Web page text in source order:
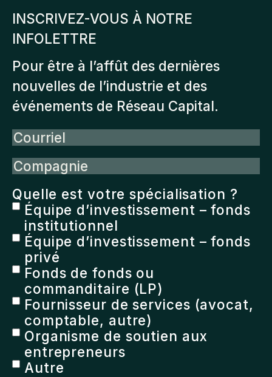
INSCRIVEZ-VOUS À NOTRE
INFOLETTRE
Pour être à l’affût des dernières
nouvelles de l’industrie et des
événements de Réseau Capital.
Courriel
Compagnie
Quelle est votre spécialisation ?
Équipe d’investissement – fonds
institutionnel
Équipe d’investissement – fonds
privé
Fonds de fonds ou
commanditaire (LP)
Fournisseur de services (avocat,
comptable, autre)
Organisme de soutien aux
entrepreneurs
Autre